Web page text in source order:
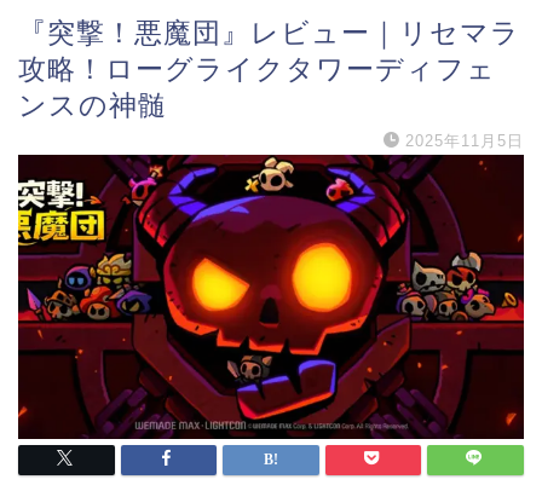
『突撃！悪魔団』レビュー｜リセマラ
攻略！ローグライクタワーディフェ
ンスの神髄
2025年11月5日